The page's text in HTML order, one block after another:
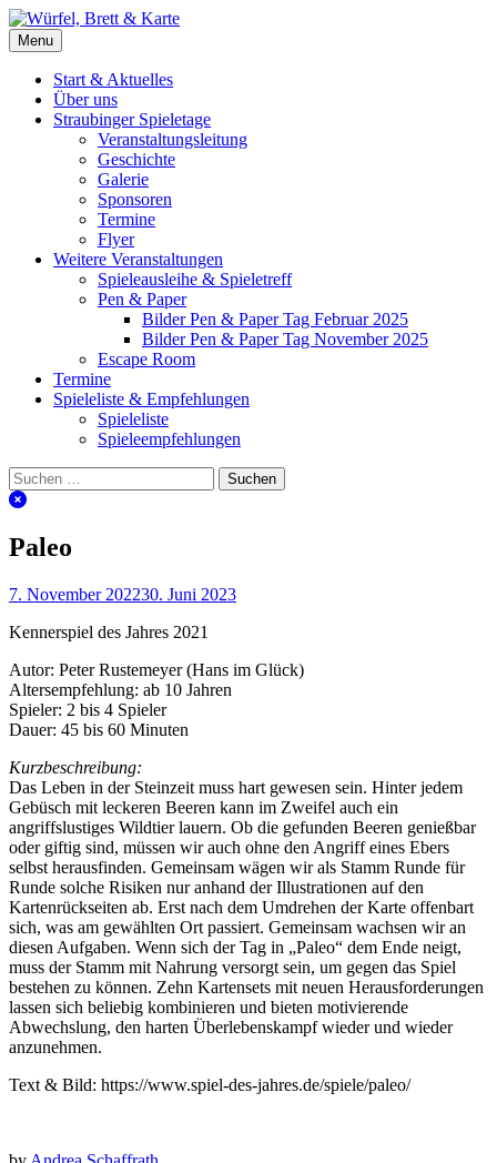
Skip
to
content
Würfel, Brett & Karte
Brettspielverein & Veranstalter Straubinger Spieletage
Menu
Start & Aktuelles
Über uns
Straubinger Spieletage
Veranstaltungsleitung
Geschichte
Galerie
Sponsoren
Termine
Flyer
Weitere Veranstaltungen
Spieleausleihe & Spieletreff
Pen & Paper
Bilder Pen & Paper Tag Februar 2025
Bilder Pen & Paper Tag November 2025
Escape Room
Termine
Spieleliste & Empfehlungen
Spieleliste
Spieleempfehlungen
Suchen
nach:
Paleo
7. November 202230. Juni 2023
Kennerspiel des Jahres 2021
Autor: Peter Rustemeyer (Hans im Glück)
Altersempfehlung: ab 10 Jahren
Spieler: 2 bis 4 Spieler
Dauer: 45 bis 60 Minuten
Kurzbeschreibung:
Das Leben in der Steinzeit muss hart gewesen sein. Hinter jedem
Gebüsch mit leckeren Beeren kann im Zweifel auch ein
angriffslustiges Wildtier lauern. Ob die gefunden Beeren genießbar
oder giftig sind, müssen wir auch ohne den Angriff eines Ebers
selbst herausfinden. Gemeinsam wägen wir als Stamm Runde für
Runde solche Risiken nur anhand der Illustrationen auf den
Kartenrückseiten ab. Erst nach dem Umdrehen der Karte offenbart
sich, was am gewählten Ort passiert. Gemeinsam wachsen wir an
diesen Aufgaben. Wenn sich der Tag in „Paleo“ dem Ende neigt,
muss der Stamm mit Nahrung versorgt sein, um gegen das Spiel
bestehen zu können. Zehn Kartensets mit neuen Herausforderungen
lassen sich beliebig kombinieren und bieten motivierende
Abwechslung, den harten Überlebenskampf wieder und wieder
anzunehmen.
Text & Bild: https://www.spiel-des-jahres.de/spiele/paleo/